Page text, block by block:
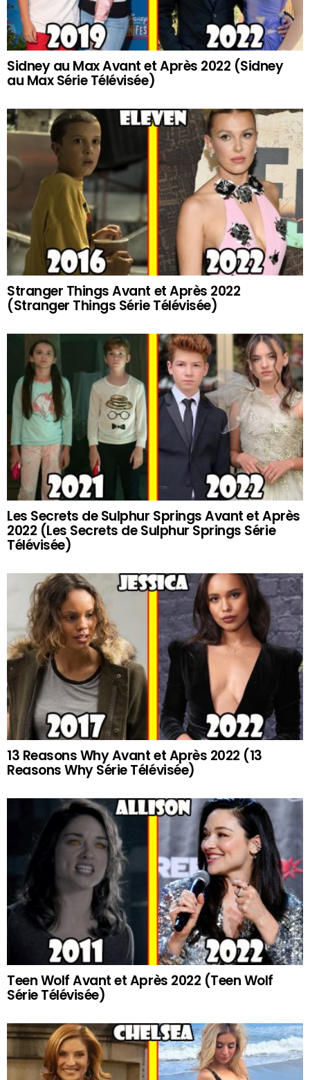
Sidney au Max Avant et Après 2022 (Sidney
au Max Série Télévisée)
Stranger Things Avant et Après 2022
(Stranger Things Série Télévisée)
Les Secrets de Sulphur Springs Avant et Après
2022 (Les Secrets de Sulphur Springs Série
Télévisée)
13 Reasons Why Avant et Après 2022 (13
Reasons Why Série Télévisée)
Teen Wolf Avant et Après 2022 (Teen Wolf
Série Télévisée)